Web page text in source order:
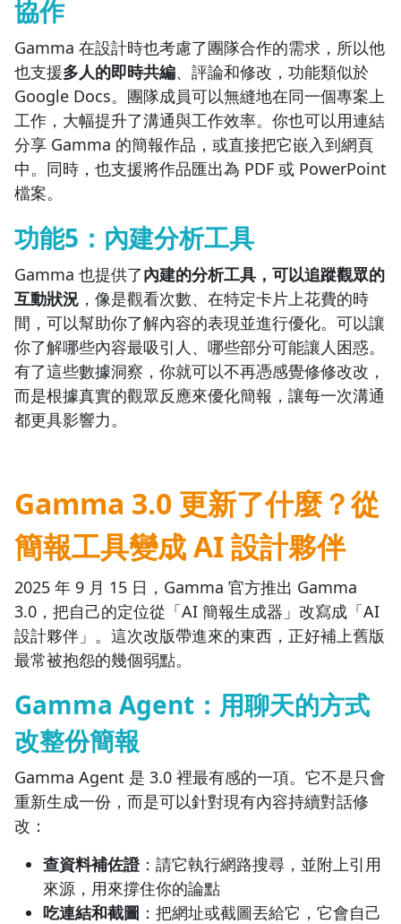
協作
Gamma 在設計時也考慮了團隊合作的需求，所以他
也支援多人的即時共編、評論和修改，功能類似於
Google Docs。團隊成員可以無縫地在同一個專案上
工作，大幅提升了溝通與工作效率。 你也可以用連結
分享 Gamma 的簡報作品，或直接把它嵌入到網頁
中。 同時，也支援將作品匯出為 PDF 或 PowerPoint
檔案。
功能5：內建分析工具
Gamma 也提供了內建的分析工具，可以追蹤觀眾的
互動狀況 ，像是觀看次數、在特定卡片上花費的時
間，可以幫助你了解內容的表現並進行優化。可以讓
你了解哪些內容最吸引人、哪些部分可能讓人困惑。
有了這些數據洞察，你就可以不再憑感覺修修改改，
而是根據真實的觀眾反應來優化簡報，讓每一次溝通
都更具影響力。
Gamma 3.0 更新了什麼？從
簡報工具變成 AI 設計夥伴
2025 年 9 月 15 日，Gamma 官方推出 Gamma
3.0，把自己的定位從「AI 簡報生成器」改寫成「AI
設計夥伴」。這次改版帶進來的東西，正好補上舊版
最常被抱怨的幾個弱點。
Gamma Agent：用聊天的方式
改整份簡報
Gamma Agent 是 3.0 裡最有感的一項。它不是只會
重新生成一份，而是可以針對現有內容持續對話修
改：
查資料補佐證：請它執行網路搜尋，並附上引用
來源，用來撐住你的論點
吃連結和截圖 ：把網址或截圖丟給它，它會自己